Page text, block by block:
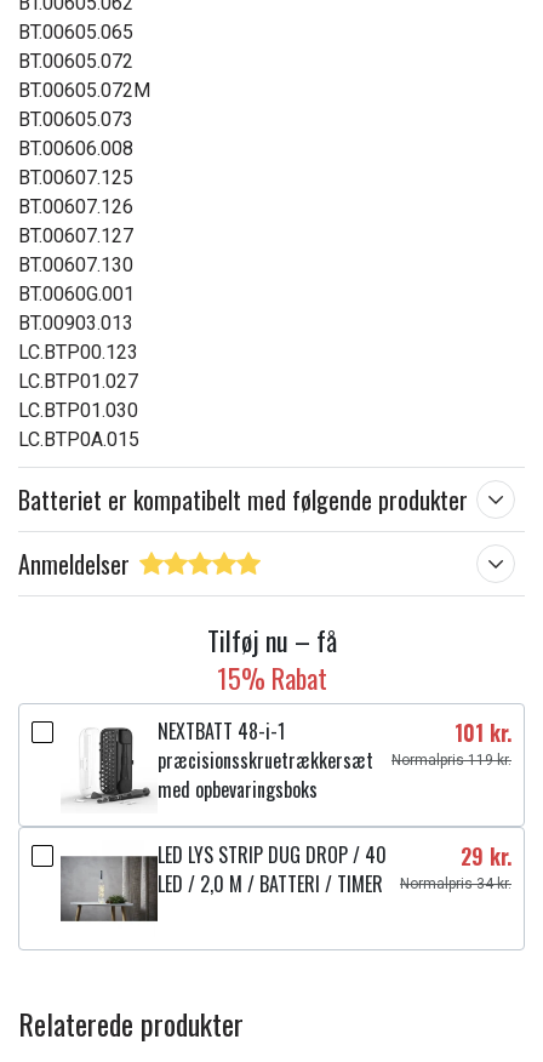
BT.00605.065
BT.00605.072
BT.00605.072M
BT.00605.073
BT.00606.008
BT.00607.125
BT.00607.126
BT.00607.127
BT.00607.130
BT.0060G.001
BT.00903.013
LC.BTP00.123
LC.BTP01.027
LC.BTP01.030
LC.BTP0A.015
Batteriet er kompatibelt med følgende produkter
Anmeldelser
Tilføj nu – få
15% Rabat
NEXTBATT 48-i-1
præcisionsskruetrækkersæt
med opbevaringsboks
101 kr.
Normalpris 119 kr.
LED LYS STRIP DUG DROP / 40
LED / 2,0 M / BATTERI / TIMER
29 kr.
Normalpris 34 kr.
Relaterede produkter